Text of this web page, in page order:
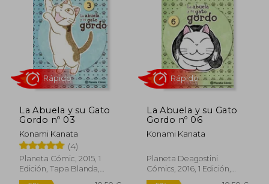
5%
dcto. 12,30 €
5%
dcto.
La Abuela y su Gato
Gordo nº 03
Konami Kanata
(4)
Planeta Cómic, 2015, 1
Edición, Tapa Blanda,
Nuevo
La Abuela y su Gato
Gordo nº 06
Konami Kanata
Planeta Deagostini
Cómics, 2016, 1 Edición,
Tapa Blanda, Nuevo